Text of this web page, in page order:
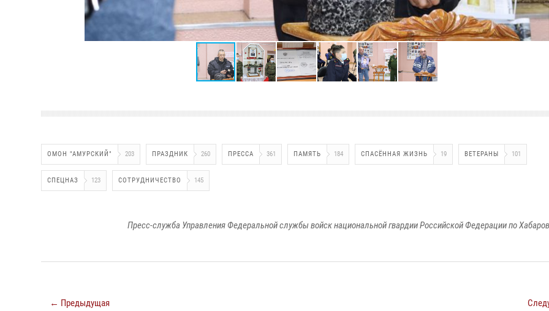
ОМОН "АМУРСКИЙ" 203 ПРАЗДНИК 260 ПРЕССА 361 ПАМЯТЬ 184 СПАСЁННАЯ ЖИЗНЬ 19 ВЕТЕРАНЫ 101
СПЕЦНАЗ 123 СОТРУДНИЧЕСТВО 145
Пресс-служба Управления Федеральной службы войск национальной гвардии Российской Федерации по
← Предыдущая